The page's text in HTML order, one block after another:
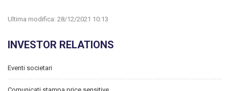
Ultima modifica: 28/12/2021 10:13
INVESTOR RELATIONS
Eventi societari